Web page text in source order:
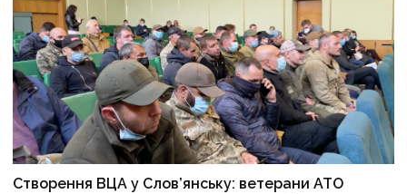
Створення ВЦА у Слов’янську: ветерани АТО